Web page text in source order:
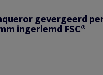
gevergeerd
ingeriemd FSC®